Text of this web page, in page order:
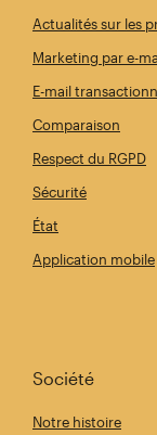
Actualités sur les
Marketing par e-
E-mail
Comparaison
Respect du RGPD
Sécurité
État
Application mobile
Société
Notre histoire